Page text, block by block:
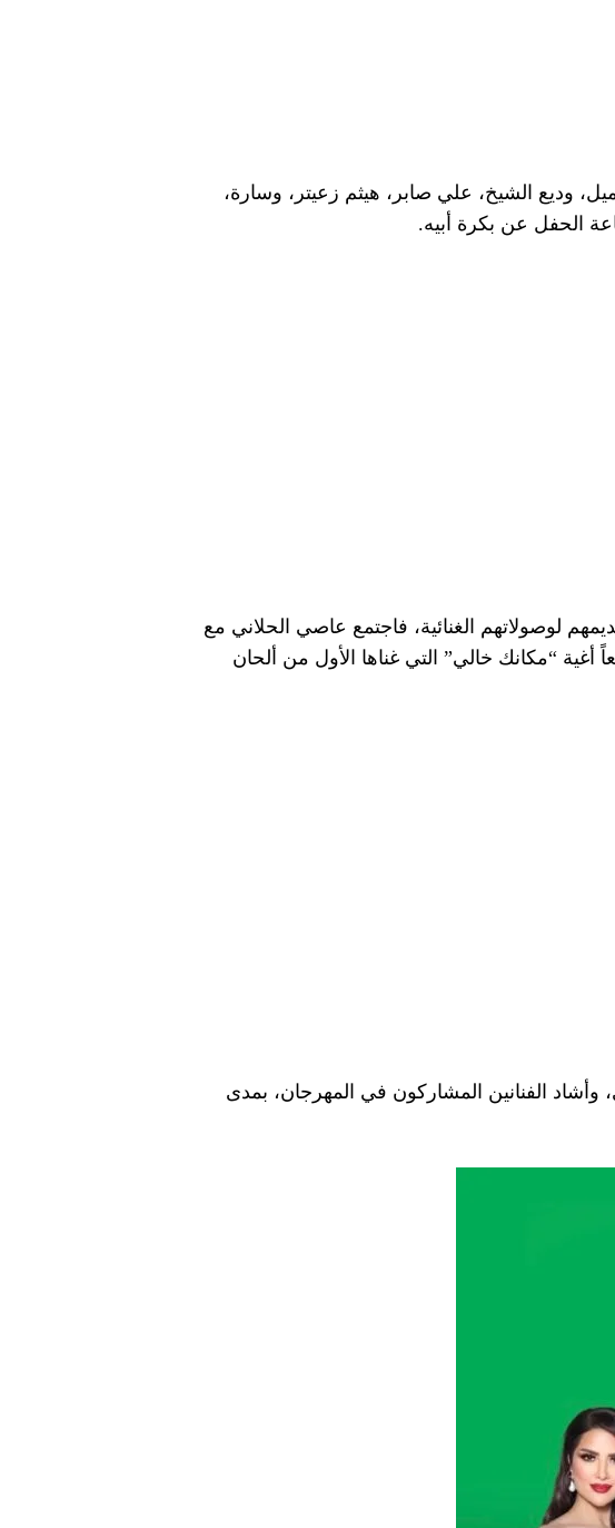
وديع الشيخ، علي صابر، هيثم زعيتر، وسارة،
الحفل عن بكرة أبيه.
لوصولاتهم الغنائية، فاجتمع عاصي الحلاني مع
“مكانك خالي” التي غناها الأول من ألحان
الفنانين المشاركون في المهرجان، بمدى